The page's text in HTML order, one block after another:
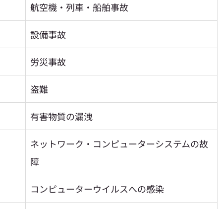
航空機・列車・船舶事故
設備事故
労災事故
盗難
有害物質の漏洩
ネットワーク・コンピューターシステムの故
障
コンピューターウイルスへの感染